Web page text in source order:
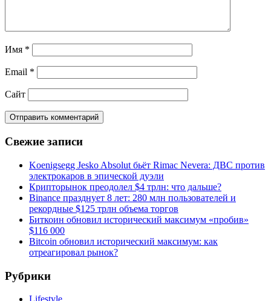
Имя *
Email *
Сайт
Свежие записи
Koenigsegg Jesko Absolut бьёт Rimac Nevera: ДВС против
электрокаров в эпической дуэли
Крипторынок преодолел $4 трлн: что дальше?
Binance празднует 8 лет: 280 млн пользователей и
рекордные $125 трлн объема торгов
Биткоин обновил исторический максимум «пробив»
$116 000
Bitcoin обновил исторический максимум: как
отреагировал рынок?
Рубрики